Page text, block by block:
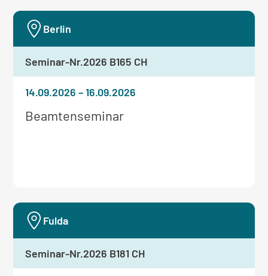
Weitere
Beamtenseminar
14.09.2026–16.09.2026
Berlin
Seminar-Nr.2026 B165 CH
Fulda
Seminar-Nr.2026 B181 CH